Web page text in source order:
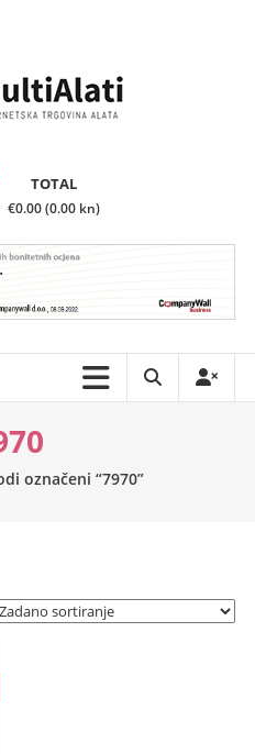
TOTAL
€0.00 (0.00 kn)
označeni “7970”